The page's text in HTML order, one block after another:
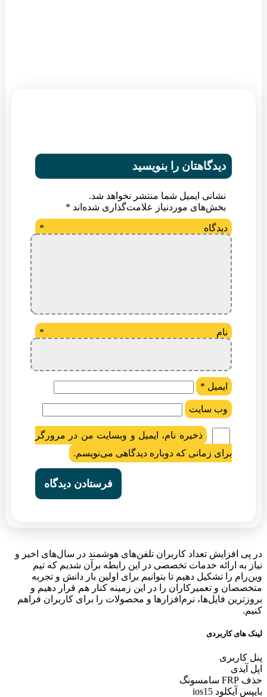
دیدگاهتان را بنویسید
نشانی ایمیل شما منتشر نخواهد شد.
بخش‌های موردنیاز علامت‌گذاری شده‌اند *
دیدگاه *
نام *
ایمیل *
وب‌ سایت
ذخیره نام، ایمیل و وبسایت من در مرورگر
برای زمانی که دوباره دیدگاهی می‌نویسم.
در پی افزایش تعداد کاربران تلفن‌های هوشمند در سال‌های اخیر و
نیاز به ارائه خدمات تخصصی در این رابطه برآن شدیم که تیم
وین‌رام را تشکیل دهیم تا بتوانیم برای اولین بار دانش و تجربه
متخصصان و تعمیرکاران را در این زمینه کنار هم قرار دهیم و
بروزترین فایل‌ها، نرم‌افزارها و محصولات را برای کاربران فراهم
کنیم.
لینک های کاربردی
پنل کاربری
اپل آیدی
حذف FRP سامسونگ
بایپس آیکلود ios15